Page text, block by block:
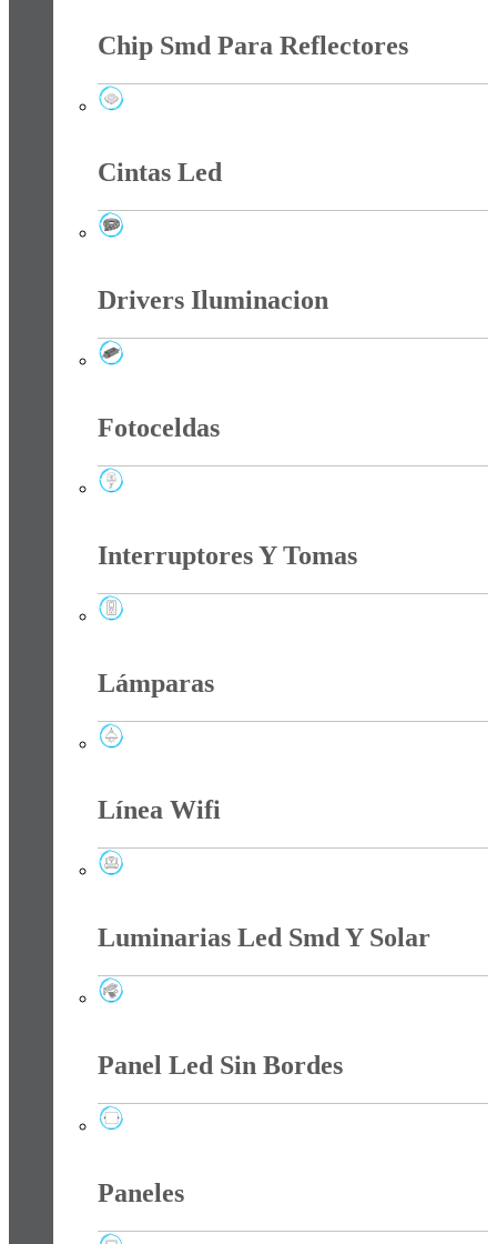
Chip Smd Para Reflectores
Cintas Led
Drivers Iluminacion
Fotoceldas
Interruptores Y Tomas
Lámparas
Línea Wifi
Luminarias Led Smd Y Solar
Panel Led Sin Bordes
Paneles